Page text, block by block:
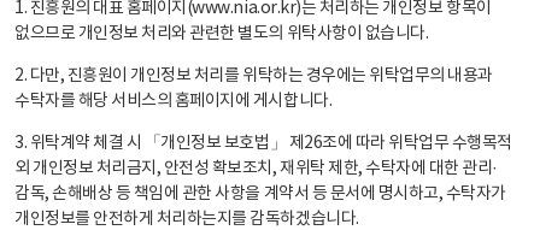
1. 진흥원의 대표 홈페이지(www.nia.or.kr)는 처리하는 개인정보 항목이
없으므로 개인정보 처리와 관련한 별도의 위탁사항이 없습니다.
2. 다만, 진흥원이 개인정보 처리를 위탁하는 경우에는 위탁업무의 내용과
수탁자를 해당 서비스의 홈페이지에 게시합니다.
3. 위탁계약 체결 시 「개인정보 보호법」 제26조에 따라 위탁업무 수행목적
외 개인정보 처리금지, 안전성 확보조치, 재위탁 제한, 수탁자에 대한 관리·
감독, 손해배상 등 책임에 관한 사항을 계약서 등 문서에 명시하고, 수탁자가
개인정보를 안전하게 처리하는지를 감독하겠습니다.